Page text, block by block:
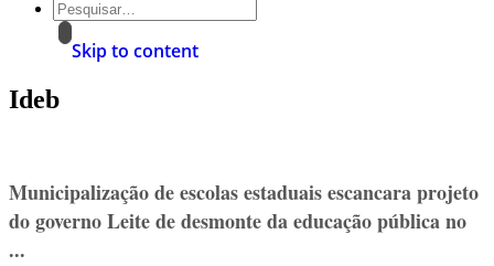
Skip to content
Ideb
Municipalização de escolas estaduais escancara projeto
do governo Leite de desmonte da educação pública no
...